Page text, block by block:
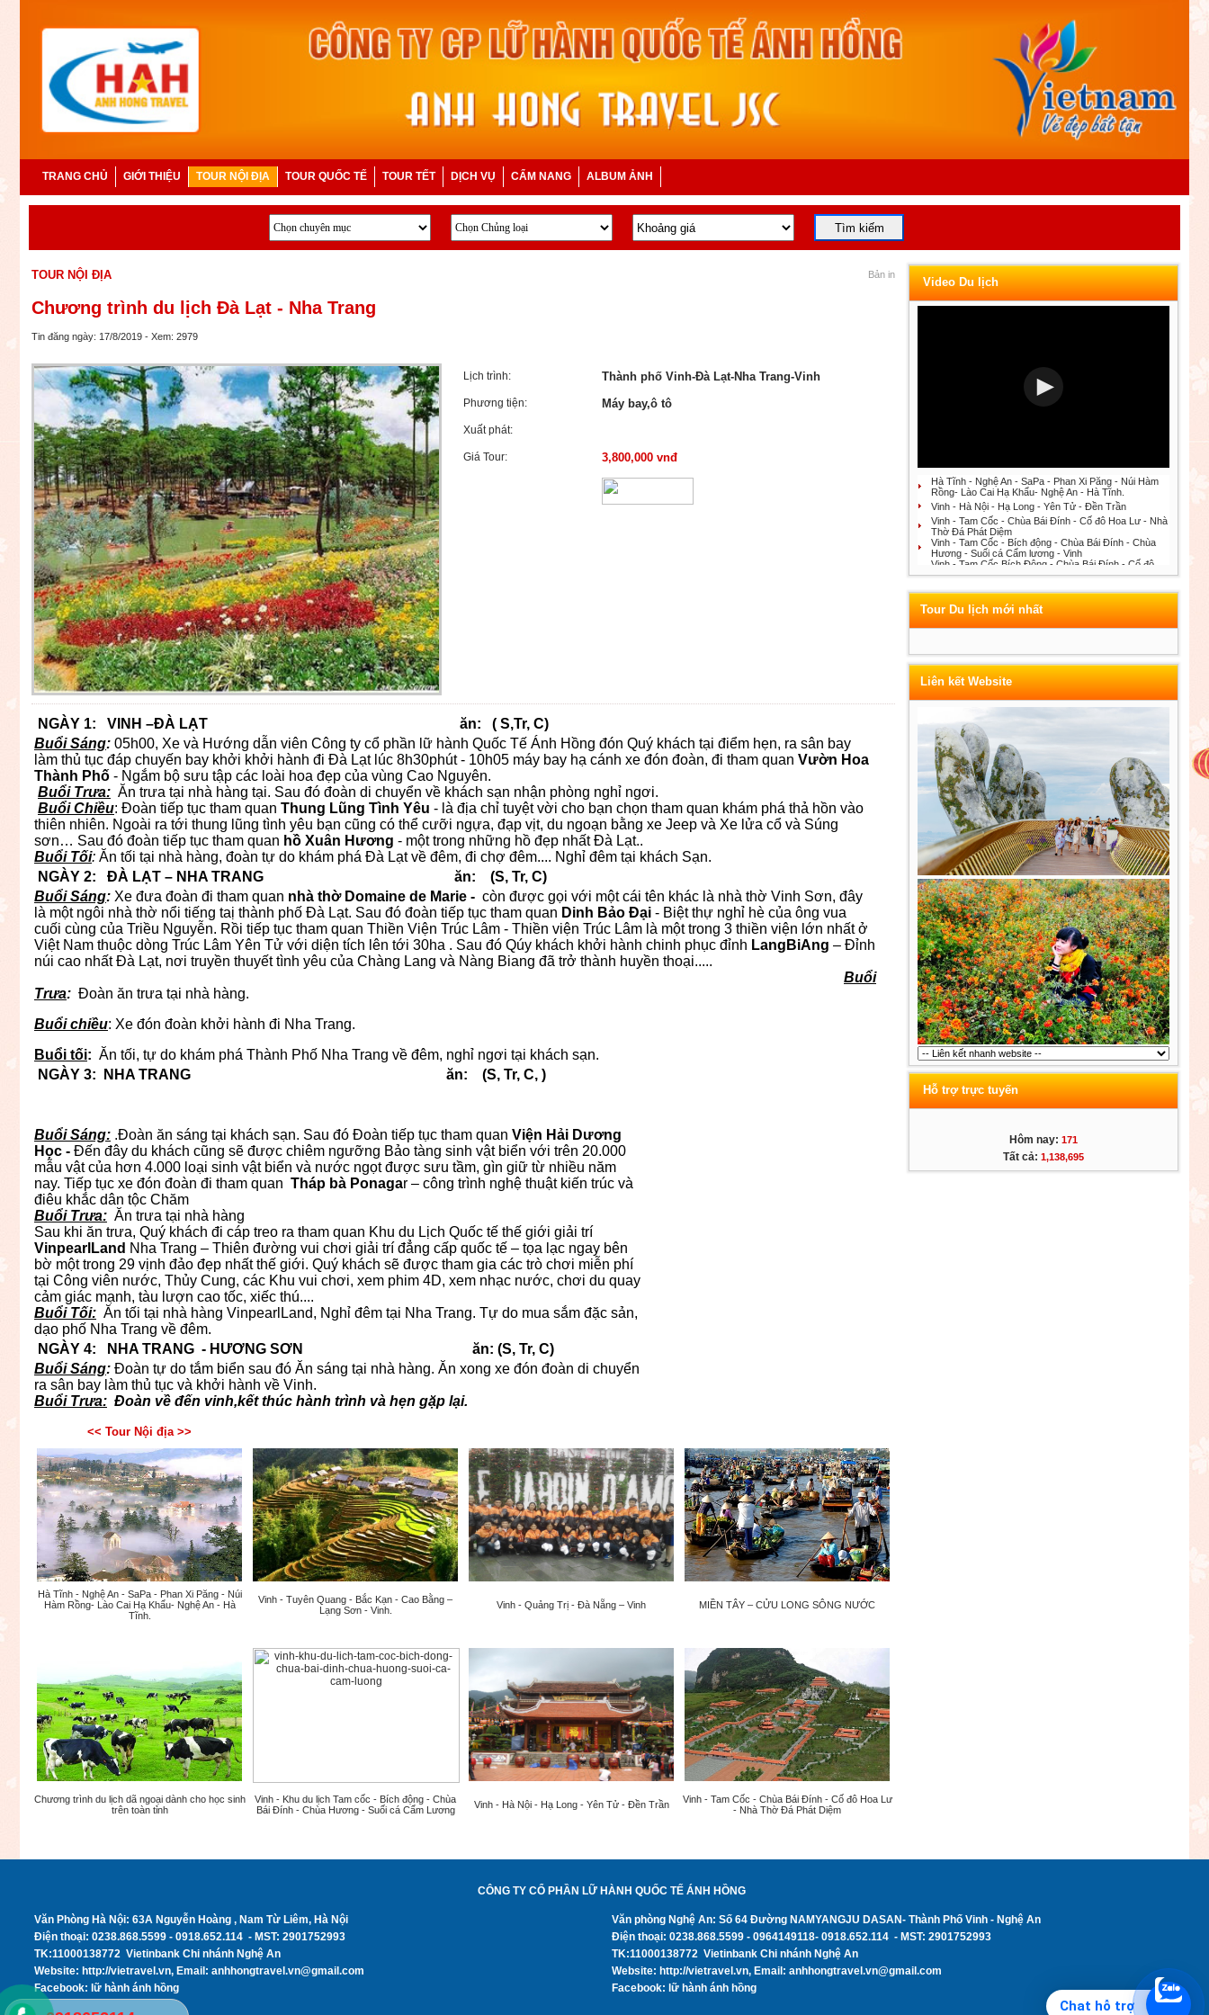
TRANG CHỦ GIỚI THIỆU TOUR NỘI ĐỊA TOUR QUỐC TẾ TOUR TẾT DỊCH VỤ CẨM NANG ALBUM ẢNH
TOUR NỘI ĐỊA Bản in
Chương trình du lịch Đà Lạt - Nha Trang
Tin đăng ngày: 17/8/2019 - Xem: 2979
Lịch trình: Thành phố Vinh-Đà Lạt-Nha Trang-Vinh
Phương tiện: Máy bay,ô tô
Xuất phát:
Giá Tour: 3,800,000 vnđ
NGÀY 1: VINH –ĐÀ LẠT ăn: ( S,Tr, C)
Buổi Sáng: 05h00, Xe và Hướng dẫn viên Công ty cổ phần lữ hành Quốc Tế Ánh Hồng đón Quý khách tại điểm hẹn, ra sân bay
làm thủ tục đáp chuyến bay khởi khởi hành đi Đà Lạt lúc 8h30phút - 10h05 máy bay hạ cánh xe đón đoàn, đi tham quan Vườn Hoa
Thành Phố - Ngắm bộ sưu tập các loài hoa đẹp của vùng Cao Nguyên.
Buổi Trưa: Ăn trưa tại nhà hàng tại. Sau đó đoàn di chuyển về khách sạn nhận phòng nghỉ ngơi.
Buổi Chiều: Đoàn tiếp tục tham quan Thung Lũng Tình Yêu - là địa chỉ tuyệt vời cho bạn chọn tham quan khám phá thả hồn vào
thiên nhiên. Ngoài ra tới thung lũng tình yêu bạn cũng có thể cưỡi ngựa, đạp vịt, du ngoạn bằng xe Jeep và Xe lửa cổ và Súng
sơn… Sau đó đoàn tiếp tục tham quan hồ Xuân Hương - một trong những hồ đẹp nhất Đà Lạt..
Buổi Tối: Ăn tối tại nhà hàng, đoàn tự do khám phá Đà Lạt về đêm, đi chợ đêm.... Nghỉ đêm tại khách Sạn.
NGÀY 2: ĐÀ LẠT – NHA TRANG ăn: (S, Tr, C)
Buổi Sáng: Xe đưa đoàn đi tham quan nhà thờ Domaine de Marie - còn được gọi với một cái tên khác là nhà thờ Vinh Sơn, đây
là một ngôi nhà thờ nổi tiếng taị thành phố Đà Lạt. Sau đó đoàn tiếp tục tham quan Dinh Bảo Đại - Biệt thự nghỉ hè của ông vua
cuối cùng của Triều Nguyễn. Rồi tiếp tục tham quan Thiền Viện Trúc Lâm - Thiền viện Trúc Lâm là một trong 3 thiền viện lớn nhất ở
Việt Nam thuộc dòng Trúc Lâm Yên Tử với diện tích lên tới 30ha . Sau đó Qúy khách khởi hành chinh phục đỉnh LangBiAng – Đỉnh
núi cao nhất Đà Lạt, nơi truyền thuyết tình yêu của Chàng Lang và Nàng Biang đã trở thành huyền thoại.....
Buổi
Trưa: Đoàn ăn trưa tại nhà hàng.
Buổi chiều: Xe đón đoàn khởi hành đi Nha Trang.
Buổi tối: Ăn tối, tự do khám phá Thành Phố Nha Trang về đêm, nghỉ ngơi tại khách sạn.
NGÀY 3: NHA TRANG ăn: (S, Tr, C, )
Buổi Sáng: .Đoàn ăn sáng tại khách sạn. Sau đó Đoàn tiếp tục tham quan Viện Hải Dương
Học - Đến đây du khách cũng sẽ được chiêm ngưỡng Bảo tàng sinh vật biển với trên 20.000
mẫu vật của hơn 4.000 loại sinh vật biển và nước ngọt được sưu tầm, gìn giữ từ nhiều năm
nay. Tiếp tục xe đón đoàn đi tham quan Tháp bà Ponagar – công trình nghệ thuật kiến trúc và
điêu khắc dân tộc Chăm
Buổi Trưa: Ăn trưa tại nhà hàng
Sau khi ăn trưa, Quý khách đi cáp treo ra tham quan Khu du Lịch Quốc tế thế giới giải trí
VinpearlLand Nha Trang – Thiên đường vui chơi giải trí đẳng cấp quốc tế – tọa lạc ngay bên
bờ một trong 29 vịnh đảo đẹp nhất thế giới. Quý khách sẽ được tham gia các trò chơi miễn phí
tại Công viên nước, Thủy Cung, các Khu vui chơi, xem phim 4D, xem nhạc nước, chơi du quay
cảm giác mạnh, tàu lượn cao tốc, xiếc thú....
Buổi Tối: Ăn tối tại nhà hàng VinpearlLand, Nghỉ đêm tại Nha Trang. Tự do mua sắm đặc sản,
dạo phố Nha Trang về đêm.
NGÀY 4: NHA TRANG - HƯƠNG SƠN ăn: (S, Tr, C)
Buổi Sáng: Đoàn tự do tắm biển sau đó Ăn sáng tại nhà hàng. Ăn xong xe đón đoàn di chuyển
ra sân bay làm thủ tục và khởi hành về Vinh.
Buổi Trưa: Đoàn về đến vinh,kết thúc hành trình và hẹn gặp lại.
<< Tour Nội địa >>
Hà Tĩnh - Nghệ An - SaPa - Phan Xi Păng - Núi
Hàm Rồng- Lào Cai Hạ Khẩu- Nghệ An - Hà
Tĩnh.
Vinh - Tuyên Quang - Bắc Kạn - Cao Bằng –
Lạng Sơn - Vinh.
Vinh - Quảng Trị - Đà Nẵng – Vinh MIỀN TÂY – CỬU LONG SÔNG NƯỚC
Chương trình du lịch dã ngoại dành cho học sinh
trên toàn tỉnh
Vinh - Khu du lịch Tam cốc - Bích động - Chùa
Bái Đính - Chùa Hương - Suối cá Cẩm Lương
Vinh - Hà Nội - Hạ Long - Yên Tử - Đền Trần
Vinh - Tam Cốc - Chùa Bái Đính - Cố đô Hoa Lư
- Nhà Thờ Đá Phát Diệm
Video Du lịch
Hà Tĩnh - Nghệ An - SaPa - Phan Xi Păng - Núi Hàm
Rồng- Lào Cai Hạ Khẩu- Nghệ An - Hà Tĩnh.
Vinh - Hà Nội - Hạ Long - Yên Tử - Đền Trần
Vinh - Tam Cốc - Chùa Bái Đính - Cố đô Hoa Lư - Nhà
Thờ Đá Phát Diệm
Vinh - Tam Cốc - Bích động - Chùa Bái Đính - Chùa
Hương - Suối cá Cẩm lương - Vinh
Vinh - Tam Cốc Bích Động - Chùa Bái Đính - Cố đô
Hoa Lư - Nhà thờ đá Phát Diệm
Tour Du lịch mới nhất
Liên kết Website
Hỗ trợ trực tuyến
Hôm nay: 171
Tất cả: 1,138,695
CÔNG TY CỔ PHẦN LỮ HÀNH QUỐC TẾ ÁNH HỒNG
Văn Phòng Hà Nội: 63A Nguyễn Hoàng , Nam Từ Liêm, Hà Nội
Điện thoại: 0238.868.5599 - 0918.652.114 - MST: 2901752993
TK:11000138772 Vietinbank Chi nhánh Nghệ An
Website: http://vietravel.vn, Email: anhhongtravel.vn@gmail.com
Facebook: lữ hành ánh hồng
Văn phòng Nghệ An: Số 64 Đường NAMYANGJU DASAN- Thành Phố Vinh - Nghệ An
Điện thoại: 0238.868.5599 - 0964149118- 0918.652.114 - MST: 2901752993
TK:11000138772 Vietinbank Chi nhánh Nghệ An
Website: http://vietravel.vn, Email: anhhongtravel.vn@gmail.com
Facebook: lữ hành ánh hồng
Chat hỗ trợ